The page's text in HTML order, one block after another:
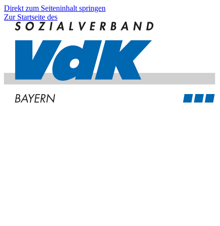
Direkt zum Seiteninhalt springen
Zur Startseite des